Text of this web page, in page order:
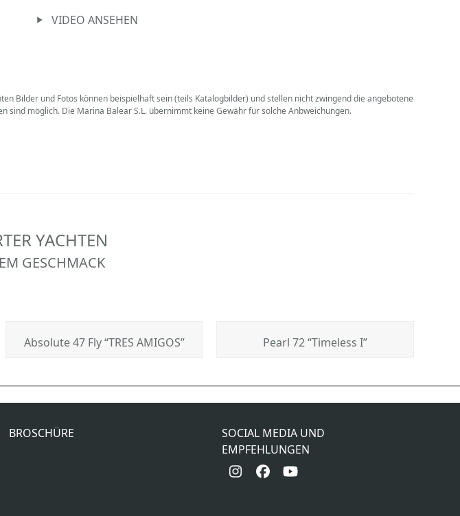
VIDEO ANSEHEN
Bilder und Fotos können beispielhaft sein (teils Katalogbilder) und stellen nicht zwingend die angebotene
sind möglich. Die Marina Balear S.L. übernimmt keine Gewähr für solche Anbweichungen.
YACHTEN
GESCHMACK
Absolute 47 Fly “TRES AMIGOS” Pearl 72 “Timeless I”
next
BROSCHÜRE
SOCIAL MEDIA UND
EMPFEHLUNGEN
Instagram
Facebook
YouTube